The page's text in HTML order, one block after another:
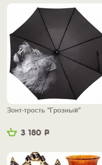
3 180 Р
Зонт-трость "Грозный"